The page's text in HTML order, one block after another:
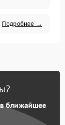
Подробнее →
Подробнее →
Подробнее →
ближайшее